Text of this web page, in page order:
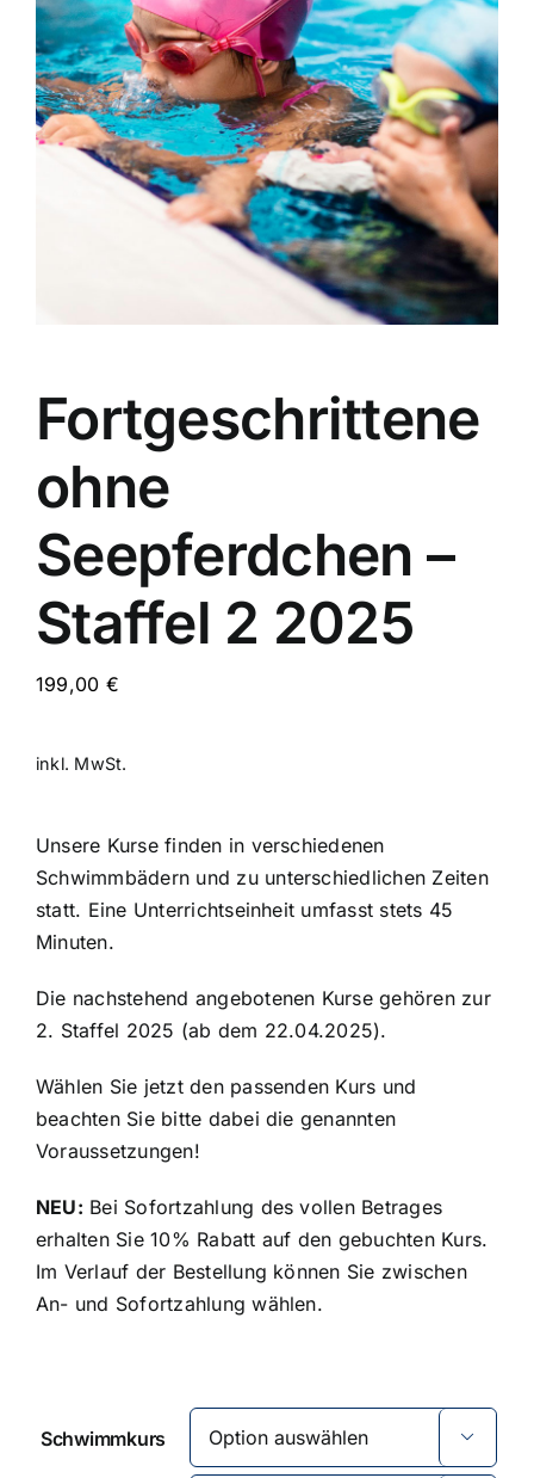
Account
Für Schulen
Vertrag widerrufen
Fortgeschrittene
ohne
Seepferdchen –
Staffel 2 2025
199,00 €
inkl. MwSt.
Unsere Kurse finden in verschiedenen
Schwimmbädern und zu unterschiedlichen Zeiten
statt. Eine Unterrichtseinheit umfasst stets 45
Minuten.
Die nachstehend angebotenen Kurse gehören zur
2. Staffel 2025 (ab dem 22.04.2025).
Wählen Sie jetzt den passenden Kurs und
beachten Sie bitte dabei die genannten
Voraussetzungen!
NEU: Bei Sofortzahlung des vollen Betrages
erhalten Sie 10% Rabatt auf den gebuchten Kurs.
Im Verlauf der Bestellung können Sie zwischen
An- und Sofortzahlung wählen.
Schwimmkurs 